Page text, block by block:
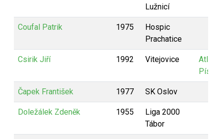
Lužnicí
Coufal Patrik 1975
Hospic
Prachatice
Csirik Jiří 1992 Vitejovice
Písek
Čapek František 1977 SK Oslov
Doležálek Zdeněk 1955
Liga 2000
Tábor